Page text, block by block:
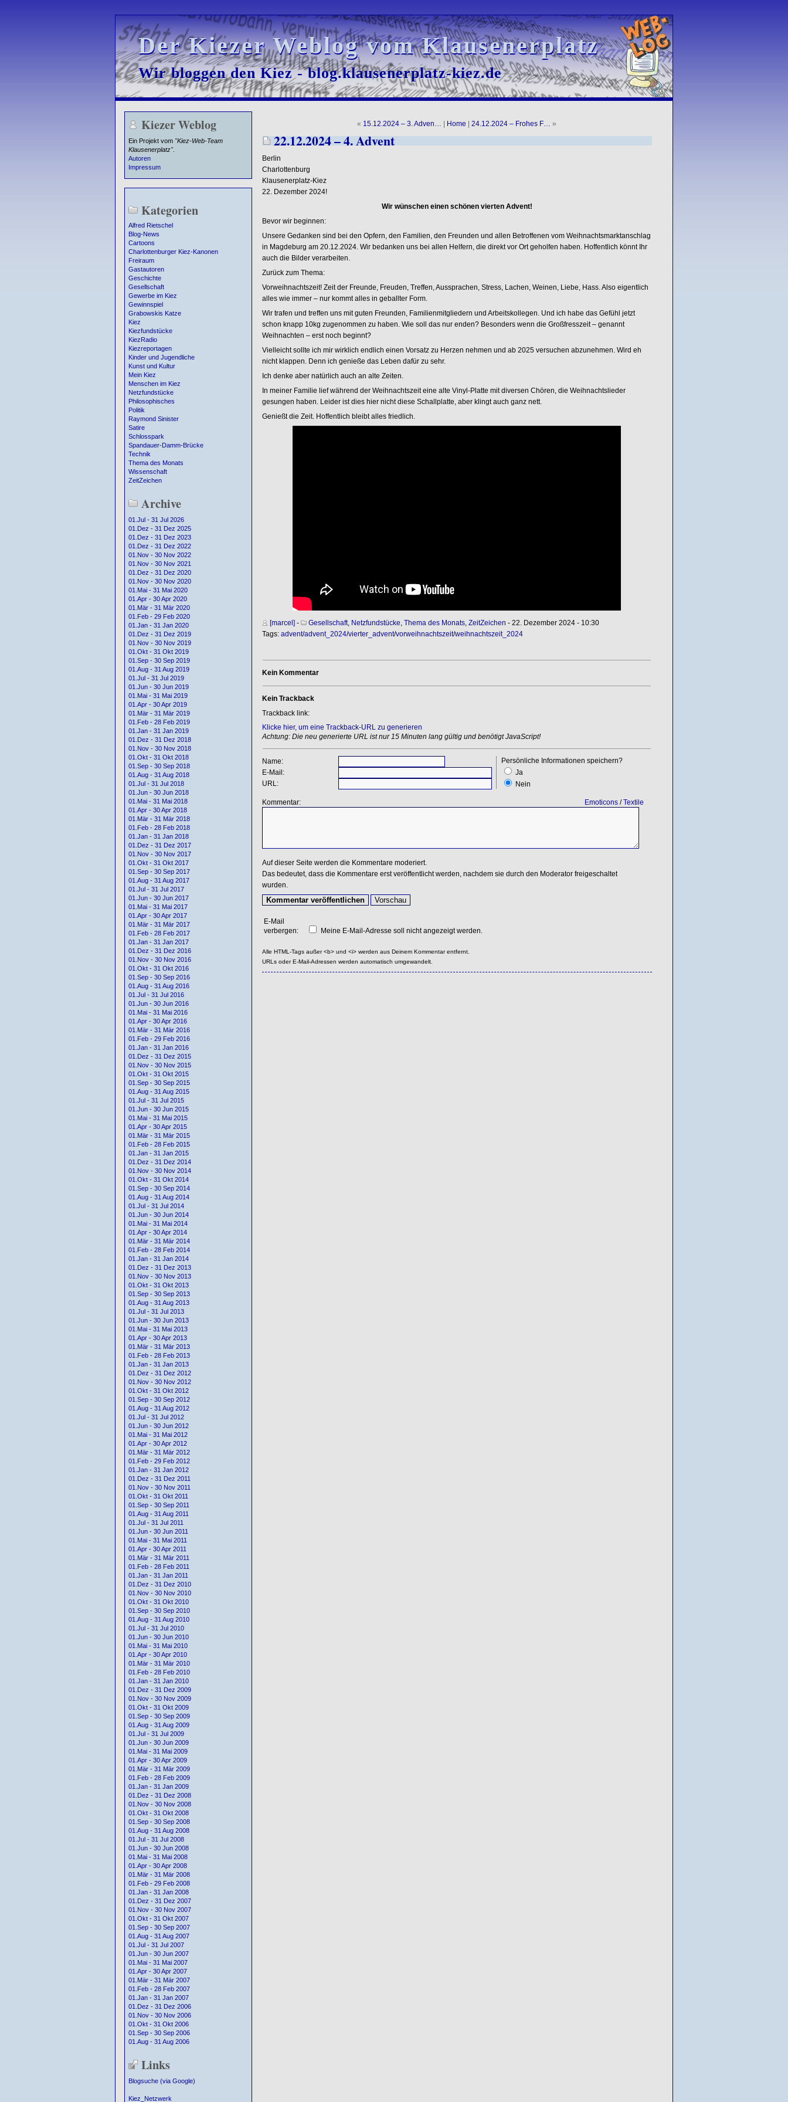
Der Kiezer Weblog vom Klausenerplatz
Der Kiezer Weblog vom Klausenerplatz
Wir bloggen den Kiez - blog.klausenerplatz-kiez.de
Wir bloggen den Kiez - blog.klausenerplatz-kiez.de
Kiezer Weblog
Ein Projekt vom "Kiez-Web-Team
Klausenerplatz".
Autoren
Impressum
Kategorien
Alfred Rietschel
Blog-News
Cartoons
Charlottenburger Kiez-Kanonen
Freiraum
Gastautoren
Geschichte
Gesellschaft
Gewerbe im Kiez
Gewinnspiel
Grabowskis Katze
Kiez
Kiezfundstücke
KiezRadio
Kiezreportagen
Kinder und Jugendliche
Kunst und Kultur
Mein Kiez
Menschen im Kiez
Netzfundstücke
Philosophisches
Politik
Raymond Sinister
Satire
Schlosspark
Spandauer-Damm-Brücke
Technik
Thema des Monats
Wissenschaft
ZeitZeichen
Archive
01.Jul - 31 Jul 2026
01.Dez - 31 Dez 2025
01.Dez - 31 Dez 2023
01.Dez - 31 Dez 2022
01.Nov - 30 Nov 2022
01.Nov - 30 Nov 2021
01.Dez - 31 Dez 2020
01.Nov - 30 Nov 2020
01.Mai - 31 Mai 2020
01.Apr - 30 Apr 2020
01.Mär - 31 Mär 2020
01.Feb - 29 Feb 2020
01.Jan - 31 Jan 2020
01.Dez - 31 Dez 2019
01.Nov - 30 Nov 2019
01.Okt - 31 Okt 2019
01.Sep - 30 Sep 2019
01.Aug - 31 Aug 2019
01.Jul - 31 Jul 2019
01.Jun - 30 Jun 2019
01.Mai - 31 Mai 2019
01.Apr - 30 Apr 2019
01.Mär - 31 Mär 2019
01.Feb - 28 Feb 2019
01.Jan - 31 Jan 2019
01.Dez - 31 Dez 2018
01.Nov - 30 Nov 2018
01.Okt - 31 Okt 2018
01.Sep - 30 Sep 2018
01.Aug - 31 Aug 2018
01.Jul - 31 Jul 2018
01.Jun - 30 Jun 2018
01.Mai - 31 Mai 2018
01.Apr - 30 Apr 2018
01.Mär - 31 Mär 2018
01.Feb - 28 Feb 2018
01.Jan - 31 Jan 2018
01.Dez - 31 Dez 2017
01.Nov - 30 Nov 2017
01.Okt - 31 Okt 2017
01.Sep - 30 Sep 2017
01.Aug - 31 Aug 2017
01.Jul - 31 Jul 2017
01.Jun - 30 Jun 2017
01.Mai - 31 Mai 2017
01.Apr - 30 Apr 2017
01.Mär - 31 Mär 2017
01.Feb - 28 Feb 2017
01.Jan - 31 Jan 2017
01.Dez - 31 Dez 2016
01.Nov - 30 Nov 2016
01.Okt - 31 Okt 2016
01.Sep - 30 Sep 2016
01.Aug - 31 Aug 2016
01.Jul - 31 Jul 2016
01.Jun - 30 Jun 2016
01.Mai - 31 Mai 2016
01.Apr - 30 Apr 2016
01.Mär - 31 Mär 2016
01.Feb - 29 Feb 2016
01.Jan - 31 Jan 2016
01.Dez - 31 Dez 2015
01.Nov - 30 Nov 2015
01.Okt - 31 Okt 2015
01.Sep - 30 Sep 2015
01.Aug - 31 Aug 2015
01.Jul - 31 Jul 2015
01.Jun - 30 Jun 2015
01.Mai - 31 Mai 2015
01.Apr - 30 Apr 2015
01.Mär - 31 Mär 2015
01.Feb - 28 Feb 2015
01.Jan - 31 Jan 2015
01.Dez - 31 Dez 2014
01.Nov - 30 Nov 2014
01.Okt - 31 Okt 2014
01.Sep - 30 Sep 2014
01.Aug - 31 Aug 2014
01.Jul - 31 Jul 2014
01.Jun - 30 Jun 2014
01.Mai - 31 Mai 2014
01.Apr - 30 Apr 2014
01.Mär - 31 Mär 2014
01.Feb - 28 Feb 2014
01.Jan - 31 Jan 2014
01.Dez - 31 Dez 2013
01.Nov - 30 Nov 2013
01.Okt - 31 Okt 2013
01.Sep - 30 Sep 2013
01.Aug - 31 Aug 2013
01.Jul - 31 Jul 2013
01.Jun - 30 Jun 2013
01.Mai - 31 Mai 2013
01.Apr - 30 Apr 2013
01.Mär - 31 Mär 2013
01.Feb - 28 Feb 2013
01.Jan - 31 Jan 2013
01.Dez - 31 Dez 2012
01.Nov - 30 Nov 2012
01.Okt - 31 Okt 2012
01.Sep - 30 Sep 2012
01.Aug - 31 Aug 2012
01.Jul - 31 Jul 2012
01.Jun - 30 Jun 2012
01.Mai - 31 Mai 2012
01.Apr - 30 Apr 2012
01.Mär - 31 Mär 2012
01.Feb - 29 Feb 2012
01.Jan - 31 Jan 2012
01.Dez - 31 Dez 2011
01.Nov - 30 Nov 2011
01.Okt - 31 Okt 2011
01.Sep - 30 Sep 2011
01.Aug - 31 Aug 2011
01.Jul - 31 Jul 2011
01.Jun - 30 Jun 2011
01.Mai - 31 Mai 2011
01.Apr - 30 Apr 2011
01.Mär - 31 Mär 2011
01.Feb - 28 Feb 2011
01.Jan - 31 Jan 2011
01.Dez - 31 Dez 2010
01.Nov - 30 Nov 2010
01.Okt - 31 Okt 2010
01.Sep - 30 Sep 2010
01.Aug - 31 Aug 2010
01.Jul - 31 Jul 2010
01.Jun - 30 Jun 2010
01.Mai - 31 Mai 2010
01.Apr - 30 Apr 2010
01.Mär - 31 Mär 2010
01.Feb - 28 Feb 2010
01.Jan - 31 Jan 2010
01.Dez - 31 Dez 2009
01.Nov - 30 Nov 2009
01.Okt - 31 Okt 2009
01.Sep - 30 Sep 2009
01.Aug - 31 Aug 2009
01.Jul - 31 Jul 2009
01.Jun - 30 Jun 2009
01.Mai - 31 Mai 2009
01.Apr - 30 Apr 2009
01.Mär - 31 Mär 2009
01.Feb - 28 Feb 2009
01.Jan - 31 Jan 2009
01.Dez - 31 Dez 2008
01.Nov - 30 Nov 2008
01.Okt - 31 Okt 2008
01.Sep - 30 Sep 2008
01.Aug - 31 Aug 2008
01.Jul - 31 Jul 2008
01.Jun - 30 Jun 2008
01.Mai - 31 Mai 2008
01.Apr - 30 Apr 2008
01.Mär - 31 Mär 2008
01.Feb - 29 Feb 2008
01.Jan - 31 Jan 2008
01.Dez - 31 Dez 2007
01.Nov - 30 Nov 2007
01.Okt - 31 Okt 2007
01.Sep - 30 Sep 2007
01.Aug - 31 Aug 2007
01.Jul - 31 Jul 2007
01.Jun - 30 Jun 2007
01.Mai - 31 Mai 2007
01.Apr - 30 Apr 2007
01.Mär - 31 Mär 2007
01.Feb - 28 Feb 2007
01.Jan - 31 Jan 2007
01.Dez - 31 Dez 2006
01.Nov - 30 Nov 2006
01.Okt - 31 Okt 2006
01.Sep - 30 Sep 2006
01.Aug - 31 Aug 2006
Links
Blogsuche (via Google)
Kiez_Netzwerk
« 15.12.2024 – 3. Adven… Home 24.12.2024 – Frohes F… »
22.12.2024 – 4. Advent
Berlin
Charlottenburg
Klausenerplatz-Kiez
22. Dezember 2024!
Wir wünschen einen schönen vierten Advent!
Bevor wir beginnen:
Unsere Gedanken sind bei den Opfern, den Familien, den Freunden und allen Betroffenen vom Weihnachtsmarktanschlag
in Magdeburg am 20.12.2024. Wir bedanken uns bei allen Helfern, die direkt vor Ort geholfen haben. Hoffentlich könnt Ihr
auch die Bilder verarbeiten.
Zurück zum Thema:
Vorweihnachtszeit! Zeit der Freunde, Freuden, Treffen, Aussprachen, Stress, Lachen, Weinen, Liebe, Hass. Also eigentlich
alles wie immer – nur kommt alles in geballter Form.
Wir trafen und treffen uns mit guten Freunden, Familienmitgliedern und Arbeitskollegen. Und ich habe das Gefühl jetzt
schon knapp 10kg zugenommen zu haben. Wie soll das nur enden? Besonders wenn die Großfresszeit – genannt
Weihnachten – erst noch beginnt?
Vielleicht sollte ich mir wirklich endlich einen Vorsatz zu Herzen nehmen und ab 2025 versuchen abzunehmen. Wird eh
nicht klappen. Denn ich genieße das Leben dafür zu sehr.
Ich denke aber natürlich auch an alte Zeiten.
In meiner Familie lief während der Weihnachtszeit eine alte Vinyl-Platte mit diversen Chören, die Weihnachtslieder
gesungen haben. Leider ist dies hier nicht diese Schallplatte, aber klingt auch ganz nett.
Genießt die Zeit. Hoffentlich bleibt alles friedlich.
[marcel]- Gesellschaft, Netzfundstücke Thema des Monats, ZeitZeichen - 22. Dezember 2024 - 10:30
Tags: advent/advent_2024/vierter_advent/vorweihnachtszeit/weihnachtszeit_2024
Kein Kommentar
Kein Trackback
Trackback link:
Klicke hier, um eine Trackback-URL zu generieren
Achtung: Die neu generierte URL ist nur 15 Minuten lang gültig und benötigt JavaScript!
Name:
Persönliche Informationen speichern?
Ja
Nein
E-Mail:
URL:
Kommentar: Emoticons/Textile
Auf dieser Seite werden die Kommentare moderiert.
Das bedeutet, dass die Kommentare erst veröffentlicht werden, nachdem sie durch den Moderator freigeschaltet
wurden.
E-Mail
verbergen:
Meine E-Mail-Adresse soll nicht angezeigt werden.
Alle HTML-Tags außer <b> und <i> werden aus Deinem Kommentar entfernt.
URLs oder E-Mail-Adressen werden automatisch umgewandelt.